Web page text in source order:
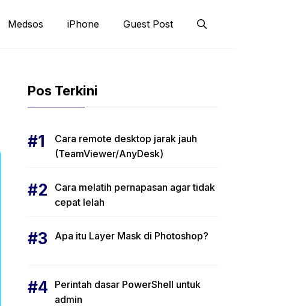
Medsos iPhone Guest Post
Pos Terkini
Cara remote desktop jarak jauh
(TeamViewer/AnyDesk)
Cara melatih pernapasan agar tidak
cepat lelah
Apa itu Layer Mask di Photoshop?
Perintah dasar PowerShell untuk
admin